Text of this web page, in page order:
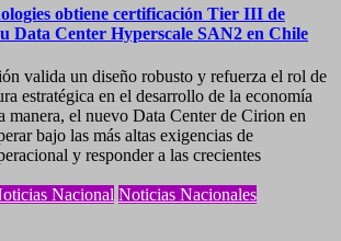
obtiene certificación Tier III de
Data Center Hyperscale SAN2 en Chile
valida un diseño robusto y refuerza el rol de
estratégica en el desarrollo de la economía
manera, el nuevo Data Center de Cirion en
bajo las más altas exigencias de
y responder a las crecientes
Nacional Noticias Nacionales